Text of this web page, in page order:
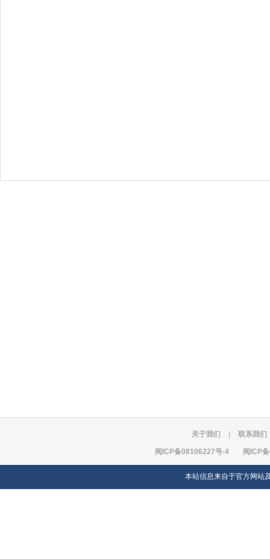
关于我们 联系我们
闽ICP备08106227号-4 闽ICP
本站信息来自于官方网站